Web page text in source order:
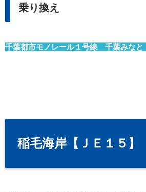
乗り換え
千葉都市モノレール１号線 千葉みなと
稲毛海岸【ＪＥ１５】